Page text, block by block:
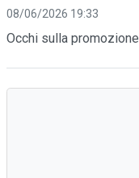
08/06/2026 19:33
Occhi sulla promozione